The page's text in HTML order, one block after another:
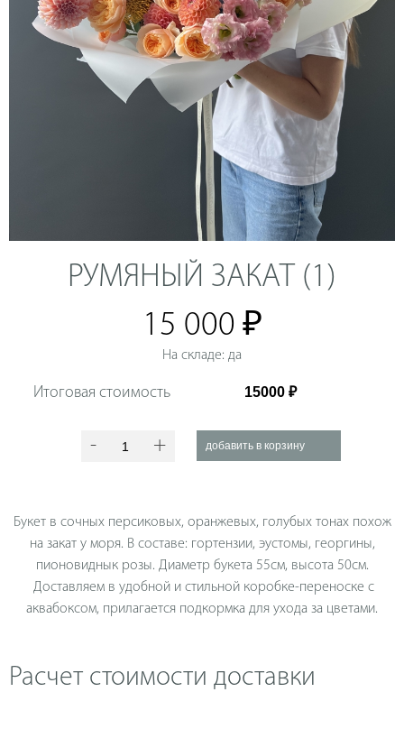
РУМЯНЫЙ ЗАКАТ (1)
15 000 ₽
На складе: да
Итоговая стоимость
- +
Букет в сочных персиковых, оранжевых, голубых тонах похож
на закат у моря. В составе: гортензии, эустомы, георгины,
пионовиднык розы. Диаметр букета 55см, высота 50см.
Доставляем в удобной и стильной коробке-переноске с
аквабоксом, прилагается подкормка для ухода за цветами.
Расчет стоимости доставки